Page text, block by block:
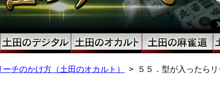
ーチのかけ方（土田のオカルト） ５５．型が入ったら